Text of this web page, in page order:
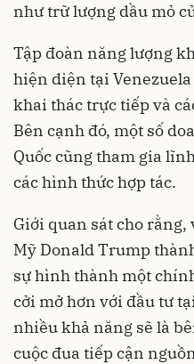
như trữ lượng dầu mỏ
Tập đoàn năng lượng
hiện diện tại
khai thác trực tiếp và
Bên cạnh đó, một số
Quốc cũng tham gia
các hình thức hợp tác.
Giới quan sát cho
Mỹ Donald Trump
sự hình thành một
cởi mở hơn với đầu tư
nhiều khả năng sẽ là
cuộc đua tiếp cận